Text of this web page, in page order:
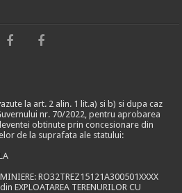
la art. 2 alin. 1 lit.a) si b) si dupa caz
nr. 70/2022, pentru aprobarea
obtinute prin concesionare din
de la suprafata ale statului:
RO32TREZ15121A300501XXXX
EXPLOATAREA TERENURILOR CU